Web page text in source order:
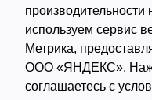
производительности
используем сервис
Метрика,
ООО «ЯНДЕКС».
соглашаетесь с
© Использование
письменного
Редакция портала: